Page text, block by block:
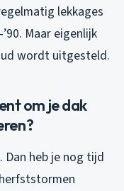
lekkages
Maar eigenlijk
wordt uitgesteld.
om je dak
Dan heb je nog tijd